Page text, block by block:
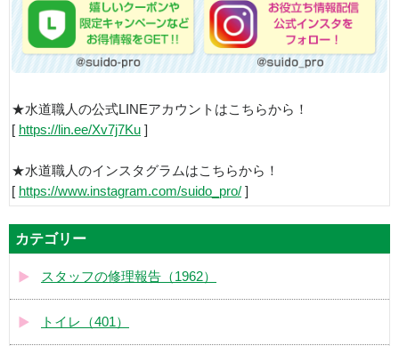
★水道職人の公式LINEアカウントはこちらから！
[ https://lin.ee/Xv7j7Ku ]
★水道職人のインスタグラムはこちらから！
[ https://www.instagram.com/suido_pro/ ]
カテゴリー
スタッフの修理報告（1962）
トイレ（401）